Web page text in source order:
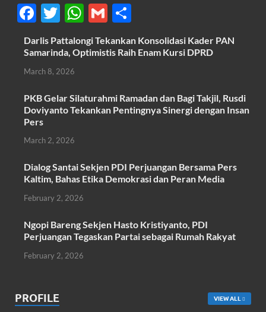
F
ac
e
b
o
o
k
T
w
itt
er
W
h
at
A
p
G
m
ail
h
ar
Darlis Pattalongi Tekankan Konsolidasi Kader PAN
Samarinda, Optimistis Raih Enam Kursi DPRD
March 8, 2026
PKB Gelar Silaturahmi Ramadan dan Bagi Takjil, Rusdi
Doviyanto Tekankan Pentingnya Sinergi dengan Insan
Pers
March 2, 2026
Dialog Santai Sekjen PDI Perjuangan Bersama Pers
Kaltim, Bahas Etika Demokrasi dan Peran Media
February 2, 2026
Ngopi Bareng Sekjen Hasto Kristiyanto, PDI
Perjuangan Tegaskan Partai sebagai Rumah Rakyat
February 2, 2026
PROFILE VIEW ALL